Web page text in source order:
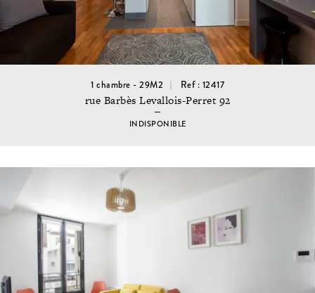
1 chambre - 29M2 Ref : 12417
rue Barbès Levallois-Perret 92
INDISPONIBLE